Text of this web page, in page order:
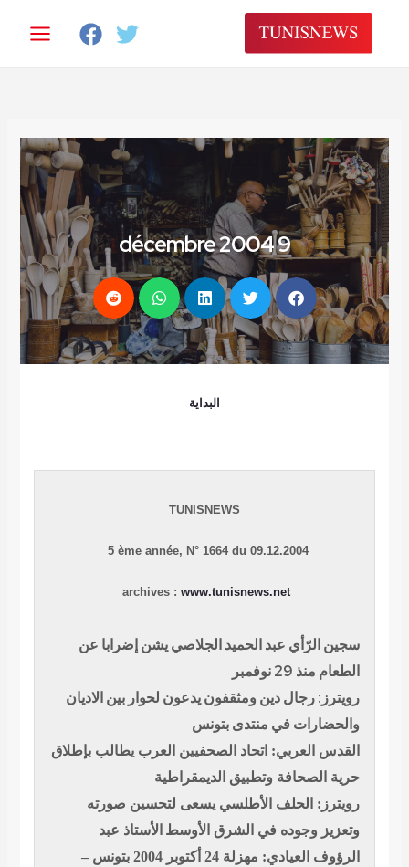
المحتوى
9 décembre 2004
البداية
TUNISNEWS
5 ème année, N° 1664 du 09.12.2004
archives :www.tunisnews.net
سجين الرّأي عبد الحميد الجلاصي يشن إضرابا عن
الطعام منذ 29 نوفمبر
رويترز: رجال دين ومثقفون يدعون لحوار بين الاديان
والحضارات في منتدى بتونس
القدس العربي: اتحاد الصحفيين العرب يطالب بإطلاق
حرية الصحافة وتطبيق الديمقراطية
رويترز: الحلف الأطلسي يسعى لتحسين صورته
وتعزيز وجوده في الشرق الأوسط الأستاذ عبد
الرؤوف العيادي: مهزلة 24 أكتوبر 2004 بتونس –